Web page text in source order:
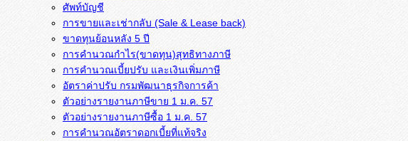
ศัพท์บัญชี
การขายและเช่ากลับ (Sale & Lease back)
ขาดทุนย้อนหลัง 5 ปี
การคำนวณกำไร(ขาดทุน)สุทธิทางภาษี
การคำนวณเบี้ยปรับ และเงินเพิ่มภาษี
อัตราค่าปรับ กรมพัฒนาธุรกิจการค้า
ตัวอย่างรายงานภาษีขาย 1 ม.ค. 57
การคำนวณอัตราดอกเบี้ยที่แท้จริง